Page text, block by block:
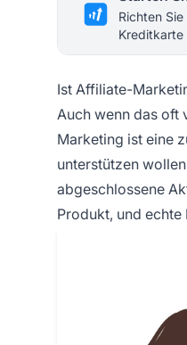
Richten
Kreditkarte
Ist Affiliate-
Auch wenn das oft
Marketing ist eine
unterstützen
abgeschlossene
Produkt, und